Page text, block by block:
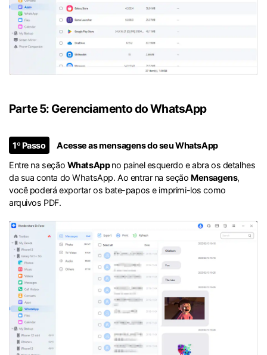
Parte 5: Gerenciamento do WhatsApp
1º Passo
Acesse as mensagens do seu WhatsApp
Entre na seção WhatsAppno painel esquerdo e abra os detalhes
da sua conta do WhatsApp. Ao entrar na seção Mensagens,
você poderá exportar os bate-papos e imprimi-los como
arquivos PDF.